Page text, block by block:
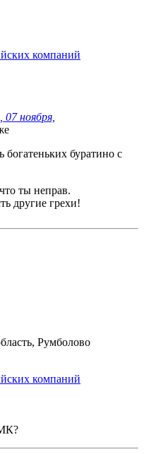
компаний
ноября,
буратино с
ты неправ.
другие грехи!
Румболово
компаний